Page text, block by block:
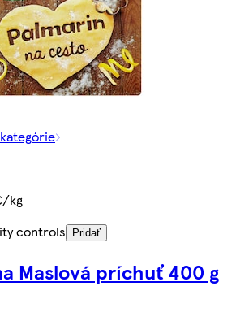
kg
controls
Pridať
Maslová príchuť 400 g